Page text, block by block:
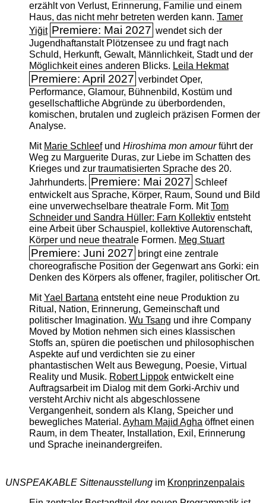
erzählt von Verlust, Erinnerung, Familie und einem
Haus, das nicht mehr betreten werden kann. Tamer
Yiğit Premiere: Mai 2027 wendet sich der
Jugendhaftanstalt Plötzensee zu und fragt nach
Schuld, Herkunft, Gewalt, Männlichkeit, Stadt und der
Möglichkeit eines anderen Blicks. Leila Hekmat
Premiere: April 2027 verbindet Oper,
Performance, Glamour, Bühnenbild, Kostüm und
gesellschaftliche Abgründe zu überbordenden,
komischen, brutalen und zugleich präzisen Formen der
Analyse.
Mit Marie Schleefund Hiroshima mon amourführt der
Weg zu Marguerite Duras, zur Liebe im Schatten des
Krieges und zur traumatisierten Sprache des 20.
Jahrhunderts. Premiere: Mai 2027 Schleef
entwickelt aus Sprache, Körper, Raum, Sound und Bild
eine unverwechselbare theatrale Form. MitTom
Schneider und Sandra Hüller: Farn Kollektiventsteht
eine Arbeit über Schauspiel, kollektive Autorenschaft,
Körper und neue theatrale Formen. Meg Stuart
Premiere: Juni 2027 bringt eine zentrale
choreografische Position der Gegenwart ans Gorki: ein
Denken des Körpers als offener, fragiler, politischer Ort.
MitYael Bartanaentsteht eine neue Produktion zu
Ritual, Nation, Erinnerung, Gemeinschaft und
politischer Imagination. Wu Tsang und ihre Company
Moved by Motion nehmen sich eines klassischen
Stoffs an, spüren die poetischen und philosophischen
Aspekte auf und verdichten sie zu einer
phantastischen Welt aus Bewegung, Poesie, Virtual
Reality und Musik. Robert Lippokentwickelt eine
Auftragsarbeit im Dialog mit dem Gorki-Archiv und
versteht Archiv nicht als abgeschlossene
Vergangenheit, sondern als Klang, Speicher und
bewegliches Material. Ayham Majid Aghaöffnet einen
Raum, in dem Theater, Installation, Exil, Erinnerung
und Sprache ineinandergreifen.
UNSPEAKABLE Sittenausstellungim Kronprinzenpalais